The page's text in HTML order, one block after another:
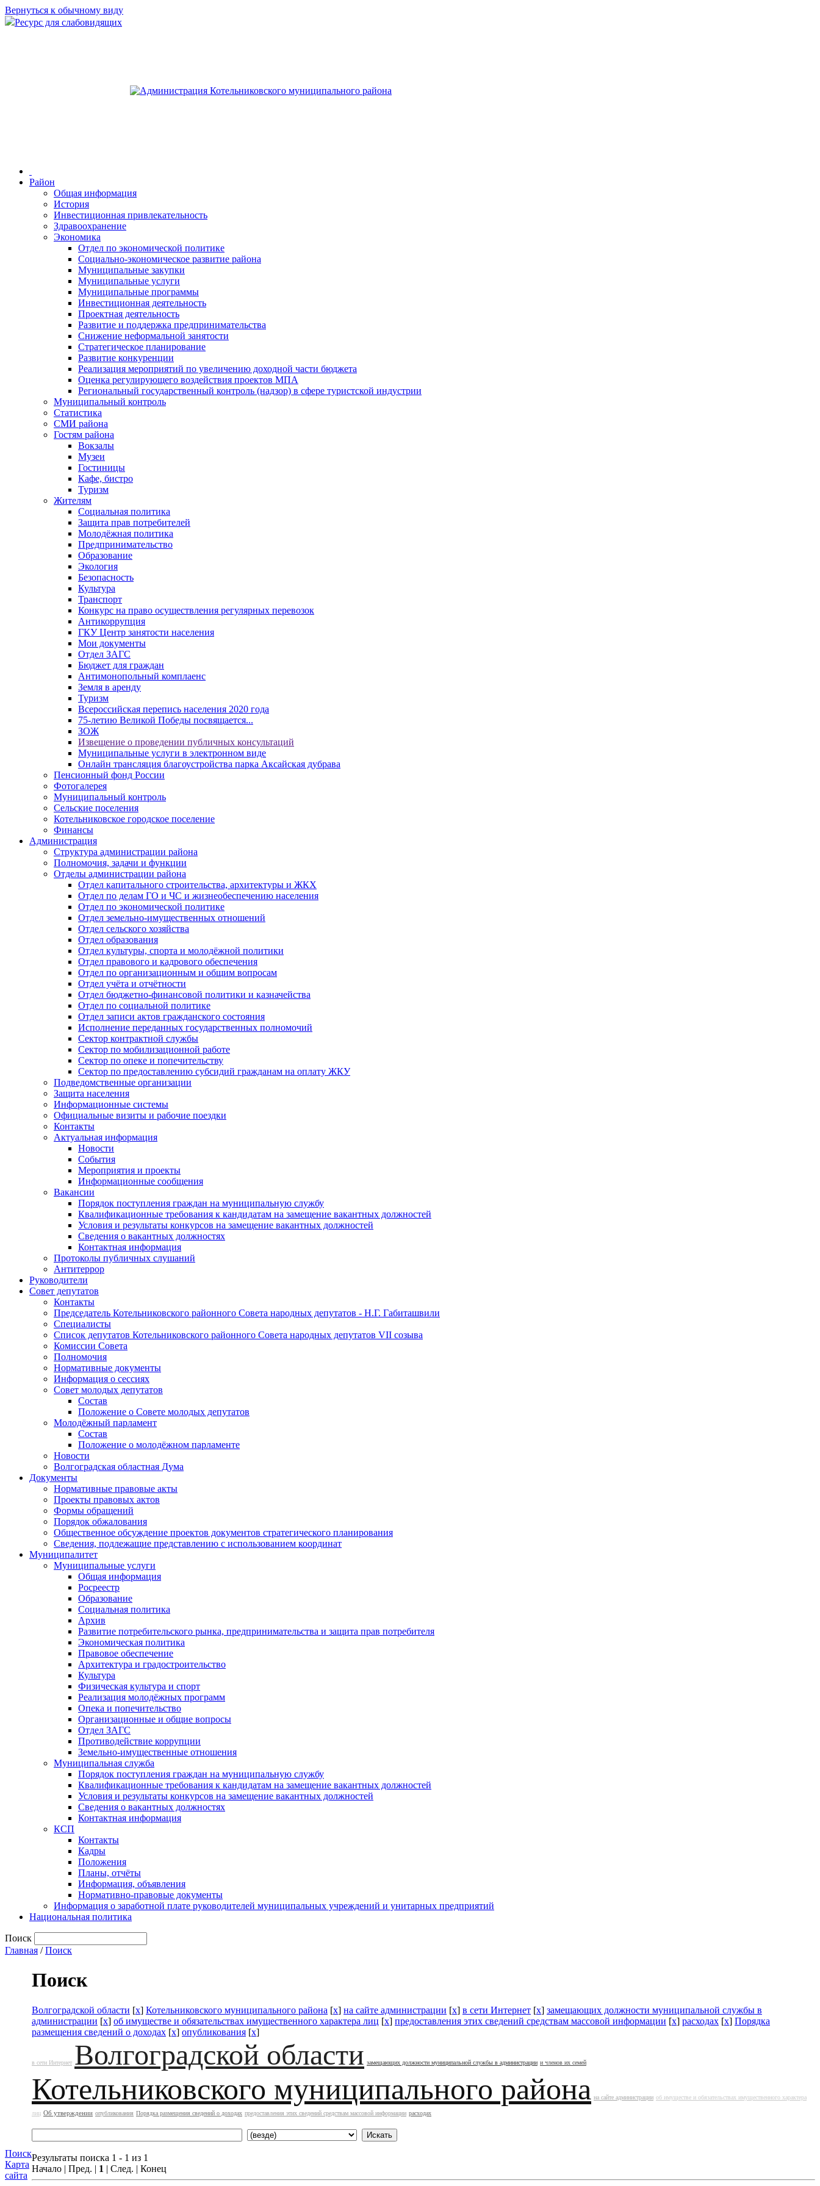
Вернуться к обычному виду
Ресурс для слабовидящих
Район
Общая информация
История
Инвестиционная привлекательность
Здравоохранение
Экономика
Отдел по экономической политике
Социально-экономическое развитие района
Муниципальные закупки
Муниципальные услуги
Муниципальные программы
Инвестиционная деятельность
Проектная деятельность
Развитие и поддержка предпринимательства
Снижение неформальной занятости
Стратегическое планирование
Развитие конкуренции
Реализация мероприятий по увеличению доходной части бюджета
Оценка регулирующего воздействия проектов МПА
Региональный государственный контроль (надзор) в сфере туристской индустрии
Муниципальный контроль
Статистика
СМИ района
Гостям района
Вокзалы
Музеи
Гостиницы
Кафе, бистро
Туризм
Жителям
Социальная политика
Защита прав потребителей
Молодёжная политика
Предпринимательство
Образование
Экология
Безопасность
Культура
Транспорт
Конкурс на право осуществления регулярных перевозок
Антикоррупция
ГКУ Центр занятости населения
Мои документы
Отдел ЗАГС
Бюджет для граждан
Антимонопольный комплаенс
Земля в аренду
Туризм
Всероссийская перепись населения 2020 года
75-летию Великой Победы посвящается...
ЗОЖ
Извещение о проведении публичных консультаций
Муниципальные услуги в электронном виде
Онлайн трансляция благоустройства парка Аксайская дубрава
Пенсионный фонд России
Фотогалерея
Муниципальный контроль
Сельские поселения
Котельниковское городское поселение
Финансы
Администрация
Структура администрации района
Полномочия, задачи и функции
Отделы администрации района
Отдел капитального строительства, архитектуры и ЖКХ
Отдел по делам ГО и ЧС и жизнеобеспечению населения
Отдел по экономической политике
Отдел земельно-имущественных отношений
Отдел сельского хозяйства
Отдел образования
Отдел культуры, спорта и молодёжной политики
Отдел правового и кадрового обеспечения
Отдел по организационным и общим вопросам
Отдел учёта и отчётности
Отдел бюджетно-финансовой политики и казначейства
Отдел по социальной политике
Отдел записи актов гражданского состояния
Исполнение переданных государственных полномочий
Сектор контрактной службы
Сектор по мобилизационной работе
Сектор по опеке и попечительству
Сектор по предоставлению субсидий гражданам на оплату ЖКУ
Подведомственные организации
Защита населения
Информационные системы
Официальные визиты и рабочие поездки
Контакты
Актуальная информация
Новости
События
Мероприятия и проекты
Информационные сообщения
Вакансии
Порядок поступления граждан на муниципальную службу
Квалификационные требования к кандидатам на замещение вакантных должностей
Условия и результаты конкурсов на замещение вакантных должностей
Сведения о вакантных должностях
Контактная информация
Протоколы публичных слушаний
Антитеррор
Руководители
Совет депутатов
Контакты
Председатель Котельниковского районного Совета народных депутатов - Н.Г. Габиташвили
Специалисты
Список депутатов Котельниковского районного Совета народных депутатов VII созыва
Комиссии Совета
Полномочия
Нормативные документы
Информация о сессиях
Совет молодых депутатов
Состав
Положение о Совете молодых депутатов
Молодёжный парламент
Состав
Положение о молодёжном парламенте
Новости
Волгоградская областная Дума
Документы
Нормативные правовые акты
Проекты правовых актов
Формы обращений
Порядок обжалования
Общественное обсуждение проектов документов стратегического планирования
Сведения, подлежащие представлению с использованием координат
Муниципалитет
Муниципальные услуги
Общая информация
Росреестр
Образование
Социальная политика
Архив
Развитие потребительского рынка, предпринимательства и защита прав потребителя
Экономическая политика
Правовое обеспечение
Архитектура и градостроительство
Культура
Физическая культура и спорт
Реализация молодёжных программ
Опека и попечительство
Организационные и общие вопросы
Отдел ЗАГС
Противодействие коррупции
Земельно-имущественные отношения
Муниципальная служба
Порядок поступления граждан на муниципальную службу
Квалификационные требования к кандидатам на замещение вакантных должностей
Условия и результаты конкурсов на замещение вакантных должностей
Сведения о вакантных должностях
Контактная информация
КСП
Контакты
Кадры
Положения
Планы, отчёты
Информация, объявления
Нормативно-правовые документы
Информация о заработной плате руководителей муниципальных учреждений и унитарных предприятий
Национальная политика
Поиск
Главная /Поиск
Поиск
Карта
сайта
Поиск
Волгоградской области [x] Котельниковского муниципального района [x] на сайте администрации [x] в сети Интернет [x] замещающих должности муниципальной службы в
администрации [x] об имуществе и обязательствах имущественного характера лиц [x] предоставления этих сведений средствам массовой информации [x] расходах [x] Порядка
размещения сведений о доходах [x] опубликования [x]
в сети Интернет Волгоградской области замещающих должности муниципальной службы в администрации и членов их семей
Котельниковского муниципального района на сайте администрации об имуществе и обязательствах имущественного характера
лиц Об утверждении опубликования Порядка размещения сведений о доходах предоставления этих сведений средствам массовой информации расходах
Результаты поиска 1 - 1 из 1
Начало | Пред. | 1 | След. | Конец